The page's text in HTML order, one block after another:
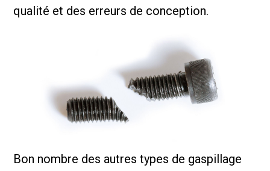
qualité et des erreurs de conception.
Bon nombre des autres types de gaspillage